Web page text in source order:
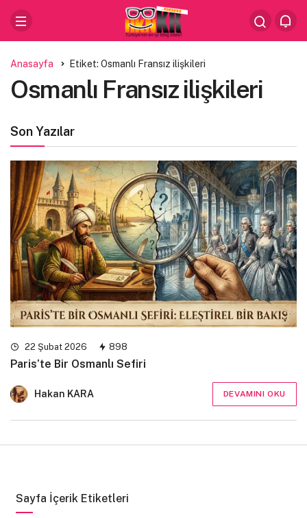
Anasayfa Etiket: Osmanlı Fransız ilişkileri
Osmanlı Fransız ilişkileri
Son Yazılar
22 Şubat 2026 898
Paris’te Bir Osmanlı Sefiri
Hakan KARA DEVAMINI OKU
Sayfa İçerik Etiketleri